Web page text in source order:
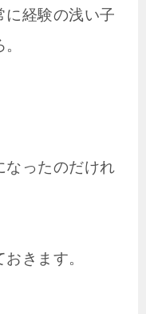
に経験の浅い子
なったのだけれ
きます。